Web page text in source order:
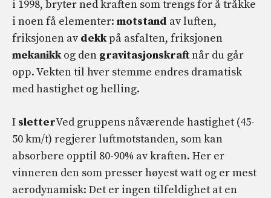
i 1998, bryter ned kraften som trengs for å tråkke
i noen få elementer: motstand av luften,
friksjonen av dekkpå asfalten, friksjonen
mekanikkog den gravitasjonskraftnår du går
opp. Vekten til hver stemme endres dramatisk
med hastighet og helling.
I sletterVed gruppens nåværende hastighet (45-
50 km/t) regjerer luftmotstanden, som kan
absorbere opptil 80-90% av kraften. Her er
vinneren den som presser høyest watt og er mest
aerodynamisk: Det er ingen tilfeldighet at en